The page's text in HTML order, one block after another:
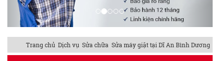
Trang chủ Dịch vụ Sửa chữa Sửa máy giặt tại Dĩ An Bình Dương